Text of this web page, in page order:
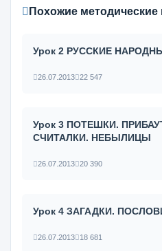
Похожие
Урок 2 РУССКИЕ
26.07.2013 22 547
Урок 3 ПОТЕШКИ.
СЧИТАЛКИ. НЕБЫЛИЦЫ
26.07.2013 20 390
Урок 4 ЗАГАДКИ.
26.07.2013 18 681